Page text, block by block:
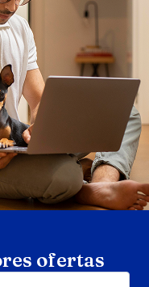
ofertas
products